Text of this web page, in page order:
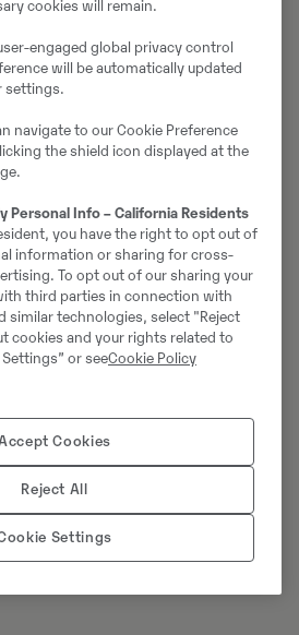
und die Verfügbarkeit des
bietet eine einfache
Einstellungen. Der Einbau
durchgeführt werden.
sind:
der detaillierten
cookies will remain.
engaged global privacy control
will be automatically updated
settings.
navigate to our Cookie Preference
the shield icon displayed at the
Personal Info – California Residents
you have the right to opt out of
information or sharing for cross-
To opt out of our sharing your
third parties in connection with
similar technologies, select "Reject
cookies and your rights related to
or seeCookie Policy
Cookies
Reject All
Settings